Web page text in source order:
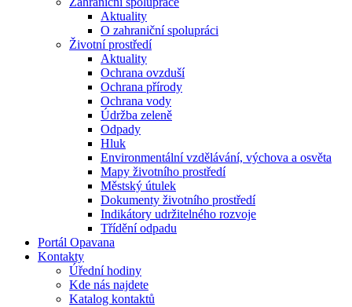
Aktuality
O zahraniční spolupráci
Životní prostředí
Aktuality
Ochrana ovzduší
Ochrana přírody
Ochrana vody
Údržba zeleně
Odpady
Hluk
Environmentální vzdělávání, výchova a osvěta
Mapy životního prostředí
Městský útulek
Dokumenty životního prostředí
Indikátory udržitelného rozvoje
Třídění odpadu
Portál Opavana
Kontakty
Úřední hodiny
Kde nás najdete
Katalog kontaktů